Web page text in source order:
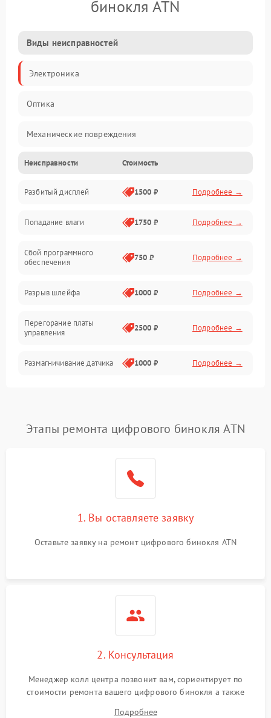
бинокля ATN
Виды неисправностей
Электроника
Оптика
Механические повреждения
Видео
Механика
Управление
Электропитание
Неисправности Стоимость
Разбитый дисплей 1500 ₽ Подробнее →
Попадание влаги 1750 ₽ Подробнее →
Сбой программного
обеспечения
750 ₽ Подробнее →
Разрыв шлейфа 1000 ₽ Подробнее →
Перегорание платы
управления
2500 ₽ Подробнее →
Размагничивание датчика 1000 ₽ Подробнее →
Неправильная передача
750 ₽
1000 ₽
Перегрев устройства
Этапы ремонта цифрового бинокля ATN
1. Вы оставляете заявку
Оставьте заявку на ремонт цифрового бинокля ATN
2. Консультация
Менеджер колл центра позвонит вам, сориентирует по
стоимости ремонта вашего цифрового бинокля а также
Подробнее